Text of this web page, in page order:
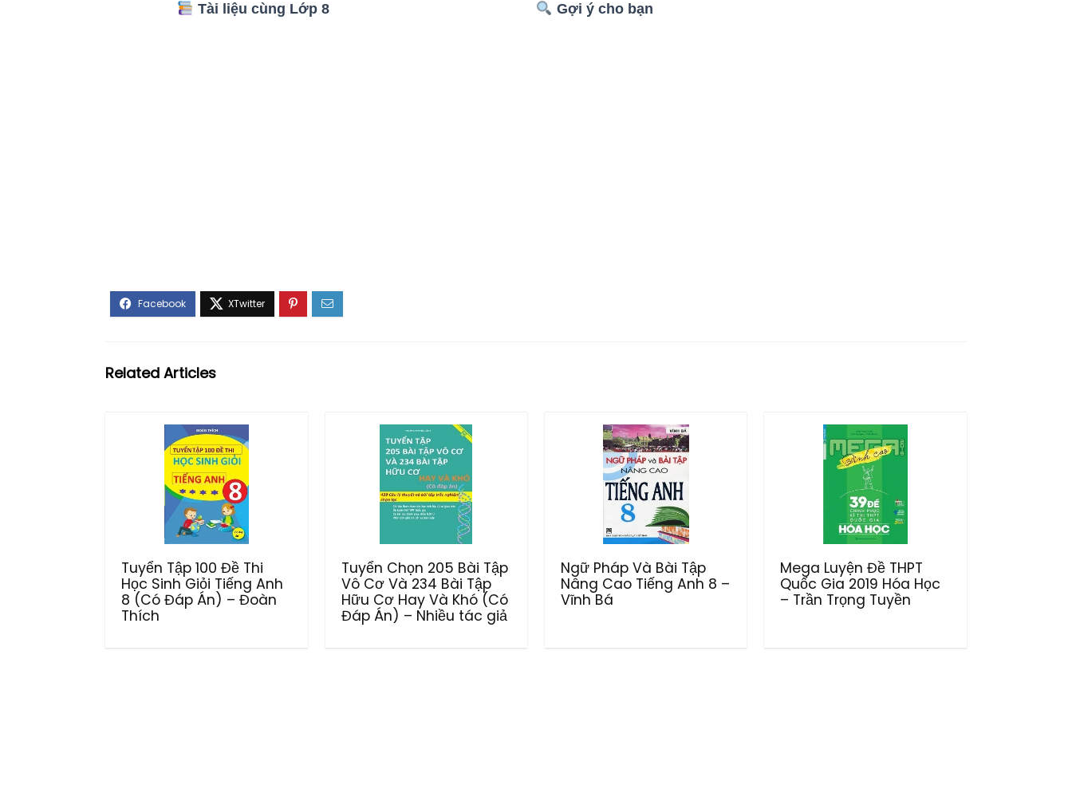
Tài liệu cùng Lớp 8 Gợi ý cho bạn
Related Articles
Tuyển Tập 100 Đề Thi
Học Sinh Giỏi Tiếng Anh
8 (Có Đáp Án) – Đoàn
Thích
Tuyển Chọn 205 Bài Tập
Vô Cơ Và 234 Bài Tập
Hữu Cơ Hay Và Khó (Có
Đáp Án) – Nhiều tác giả
Ngữ Pháp Và Bài Tập
Nâng Cao Tiếng Anh 8 –
Vĩnh Bá
Mega Luyện Đề THPT
Quốc Gia 2019 Hóa Học
– Trần Trọng Tuyền